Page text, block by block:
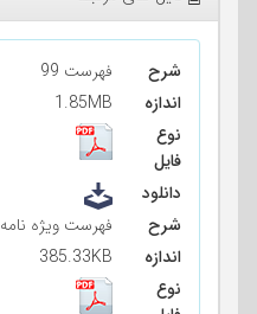
شرح
فهرست 99
اندازه
1.85MB
نوع
فایل
دانلود
شرح
فهرست ویژه نامه
اندازه
385.33KB
نوع